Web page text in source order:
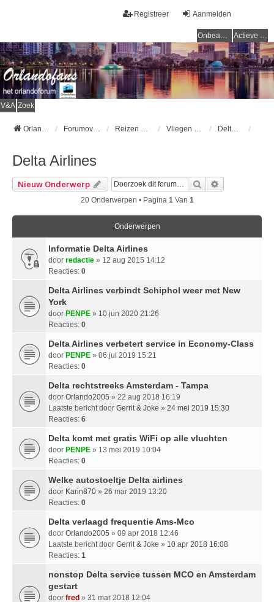
Aanmelden
Registreer
Onbeantwoorde onderwerpen Actieve onderwerpen
V&A Zoek
Orlandofans Homepage Forumoverzicht Reizen & vervoer Vliegen naar Orlando Delta Airlines
Delta Airlines
Nieuw Onderwerp Zoek
20 Onderwerpen • Pagina 1Van 1
Onderwerpen
Informatie Delta Airlines
door redactie » 12 aug 2015 14:12
Reacties: 0
Delta Airlines verbindt Schiphol weer met New
York
door PENPE » 10 jun 2020 21:26
Reacties: 0
Delta Airlines verbetert service in Economy-Class
door PENPE » 06 jul 2019 15:21
Reacties: 0
Delta rechtstreeks Amsterdam - Tampa
door Orlando2005 » 22 aug 2018 16:19
Laatste bericht door Gerrit & Joke » 24 mei 2019 15:30
Reacties: 6
Delta komt met gratis WiFi op alle vluchten
door PENPE » 13 mei 2019 10:04
Reacties: 0
Welke autostoeltje Delta airlines
door Karin870 » 26 mar 2019 13:20
Reacties: 0
Delta verlaagd frequentie Ams-Mco
door Orlando2005 » 09 apr 2018 12:46
Laatste bericht door Gerrit & Joke » 10 apr 2018 16:08
Reacties: 1
nonstop Delta service tussen MCO en Amsterdam
gestart
door fred » 31 mar 2018 12:04